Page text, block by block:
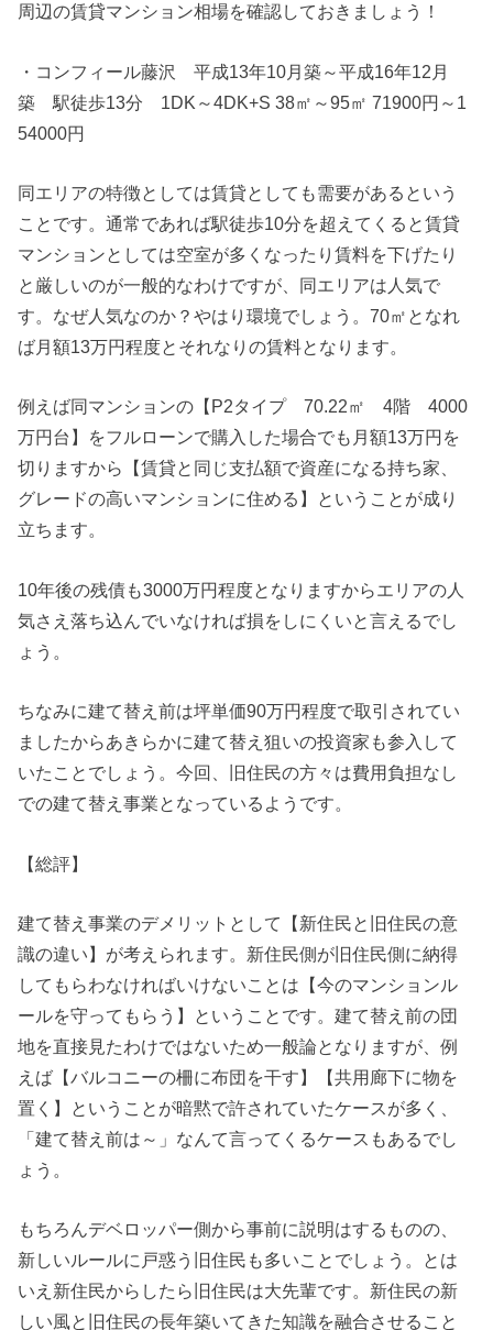
周辺の賃貸マンション相場を確認しておきましょう！
・コンフィール藤沢 平成13年10月築～平成16年12月
築 駅徒歩13分 1DK～4DK+S 38㎡～95㎡ 71900円～1
54000円
同エリアの特徴としては賃貸としても需要があるという
ことです。通常であれば駅徒歩10分を超えてくると賃貸
マンションとしては空室が多くなったり賃料を下げたり
と厳しいのが一般的なわけですが、同エリアは人気で
す。なぜ人気なのか？やはり環境でしょう。70㎡となれ
ば月額13万円程度とそれなりの賃料となります。
例えば同マンションの【P2タイプ 70.22㎡ 4階 4000
万円台】をフルローンで購入した場合でも月額13万円を
切りますから【賃貸と同じ支払額で資産になる持ち家、
グレードの高いマンションに住める】ということが成り
立ちます。
10年後の残債も3000万円程度となりますからエリアの人
気さえ落ち込んでいなければ損をしにくいと言えるでし
ょう。
ちなみに建て替え前は坪単価90万円程度で取引されてい
ましたからあきらかに建て替え狙いの投資家も参入して
いたことでしょう。今回、旧住民の方々は費用負担なし
での建て替え事業となっているようです。
【総評】
建て替え事業のデメリットとして【新住民と旧住民の意
識の違い】が考えられます。新住民側が旧住民側に納得
してもらわなければいけないことは【今のマンションル
ールを守ってもらう】ということです。建て替え前の団
地を直接見たわけではないため一般論となりますが、例
えば【バルコニーの柵に布団を干す】【共用廊下に物を
置く】ということが暗黙で許されていたケースが多く、
「建て替え前は～」なんて言ってくるケースもあるでし
ょう。
もちろんデベロッパー側から事前に説明はするものの、
新しいルールに戸惑う旧住民も多いことでしょう。とは
いえ新住民からしたら旧住民は大先輩です。新住民の新
しい風と旧住民の長年築いてきた知識を融合させること